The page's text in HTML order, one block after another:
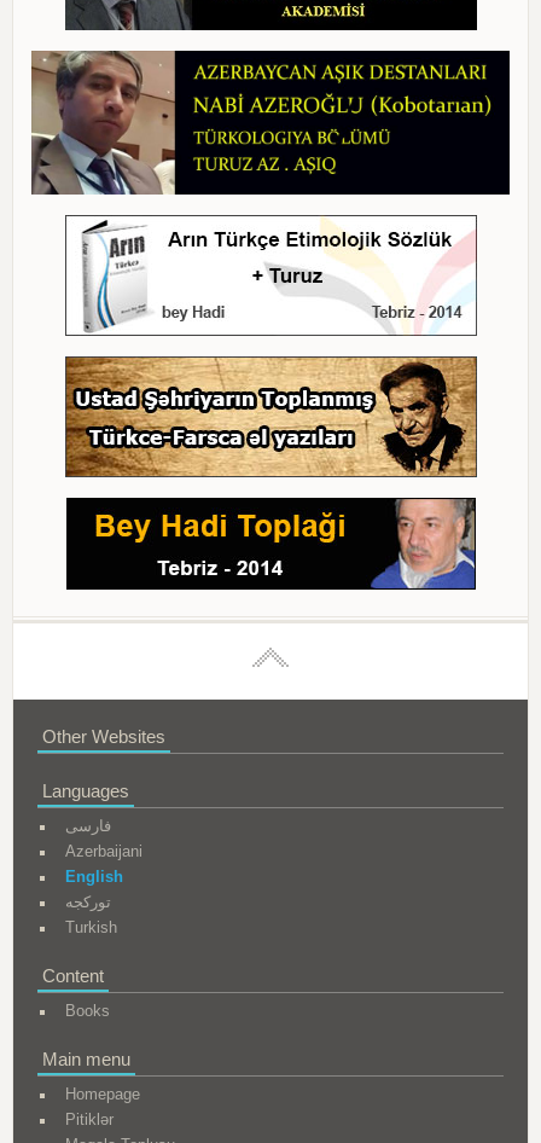
Other Websites
Languages
فارسی
Azerbaijani
English
تورکجه
Turkish
Content
Books
Main menu
Homepage
Pitiklər